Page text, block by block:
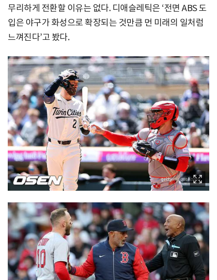
무리하게 전환할 이유는 없다. 디애슬레틱은 ‘전면 ABS 도
입은 야구가 화성으로 확장되는 것만큼 먼 미래의 일처럼
느껴진다’고 봤다.